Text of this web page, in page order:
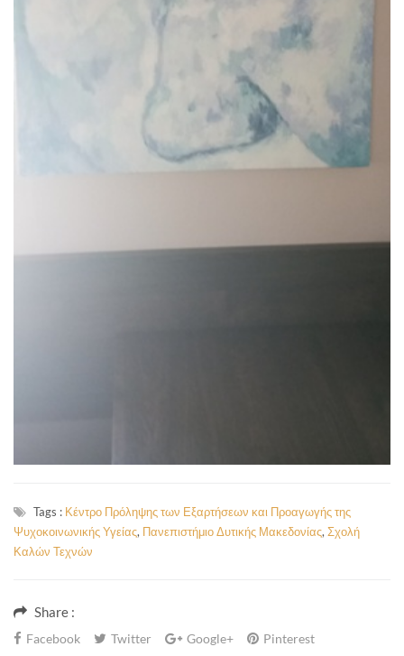
Tags : Κέντρο Πρόληψης των Εξαρτήσεων και Προαγωγής της
Ψυχοκοινωνικής Υγείας, Πανεπιστήμιο Δυτικής Μακεδονίας,Σχολή
Καλών Τεχνών
Share :
Facebook Twitter Google+
Pinterest